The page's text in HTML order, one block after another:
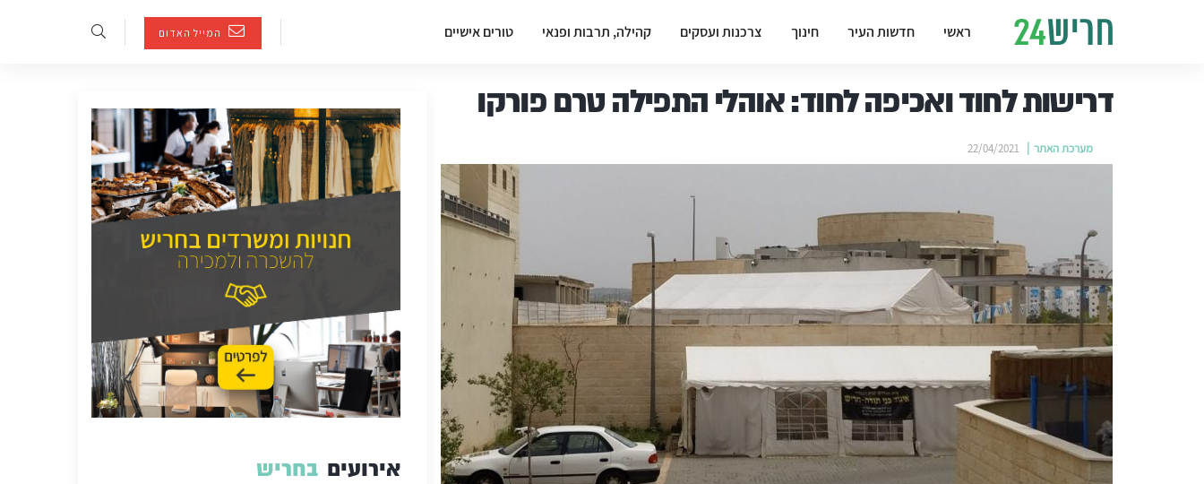
ראשי חדשות העיר חינוך צרכנות ועסקים קהילה, תרבות ופנאי טורים אישיים המייל האדום
דרישות לחוד ואכיפה לחוד: אוהלי התפילה טרם פורקו
מערכת האתר 22/04/2021
אירועים בחריש